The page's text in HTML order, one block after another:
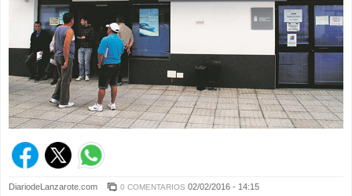
DiariodeLanzarote.com 0 COMENTARIOS 02/02/2016 - 14:15